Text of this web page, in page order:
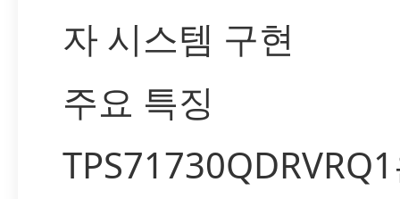
자 시스템 구현
주요 특징